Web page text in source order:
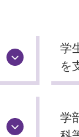
学
を
学